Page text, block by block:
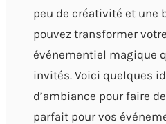
peu de créativité et une
pouvez transformer
événementiel magique
invités. Voici quelques
d’ambiance pour faire
parfait pour vos